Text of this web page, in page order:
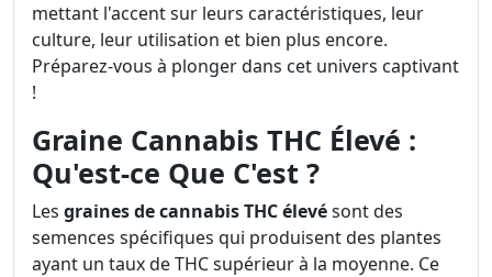
mettant l'accent sur leurs caractéristiques, leur
culture, leur utilisation et bien plus encore.
Préparez-vous à plonger dans cet univers captivant
!
Graine Cannabis THC Élevé :
Qu'est-ce Que C'est ?
Les graines de cannabis THC élevésont des
semences spécifiques qui produisent des plantes
ayant un taux de THC supérieur à la moyenne. Ce